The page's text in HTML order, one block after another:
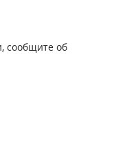
сообщите об